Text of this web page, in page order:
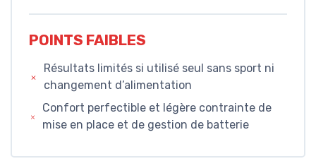
POINTS FAIBLES
Résultats limités si utilisé seul sans sport ni
changement d’alimentation
Confort perfectible et légère contrainte de
mise en place et de gestion de batterie